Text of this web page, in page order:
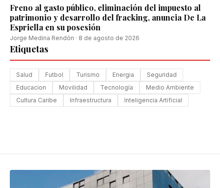
Freno al gasto público, eliminación del impuesto al
patrimonio y desarrollo del fracking, anuncia De La
Espriella en su posesión
Jorge Medina Rendón · 8 de agosto de 2026
Etiquetas
Salud Futbol Turismo Energia
Seguridad
Educacion
Movilidad Tecnología
Medio Ambiente
Cultura Caribe
Infraestructura Inteligencia Artificial